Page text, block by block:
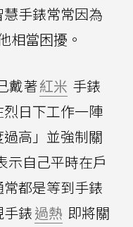
手錶常常因為
相當困擾。
戴著紅米 手錶
烈日下工作一陣
高」並強制關
示自己平時在戶
都是等到手錶
錶過熱 即將關